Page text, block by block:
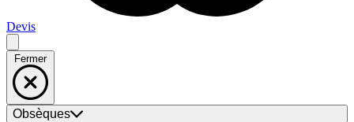
Devis
Fermer
Obsèques